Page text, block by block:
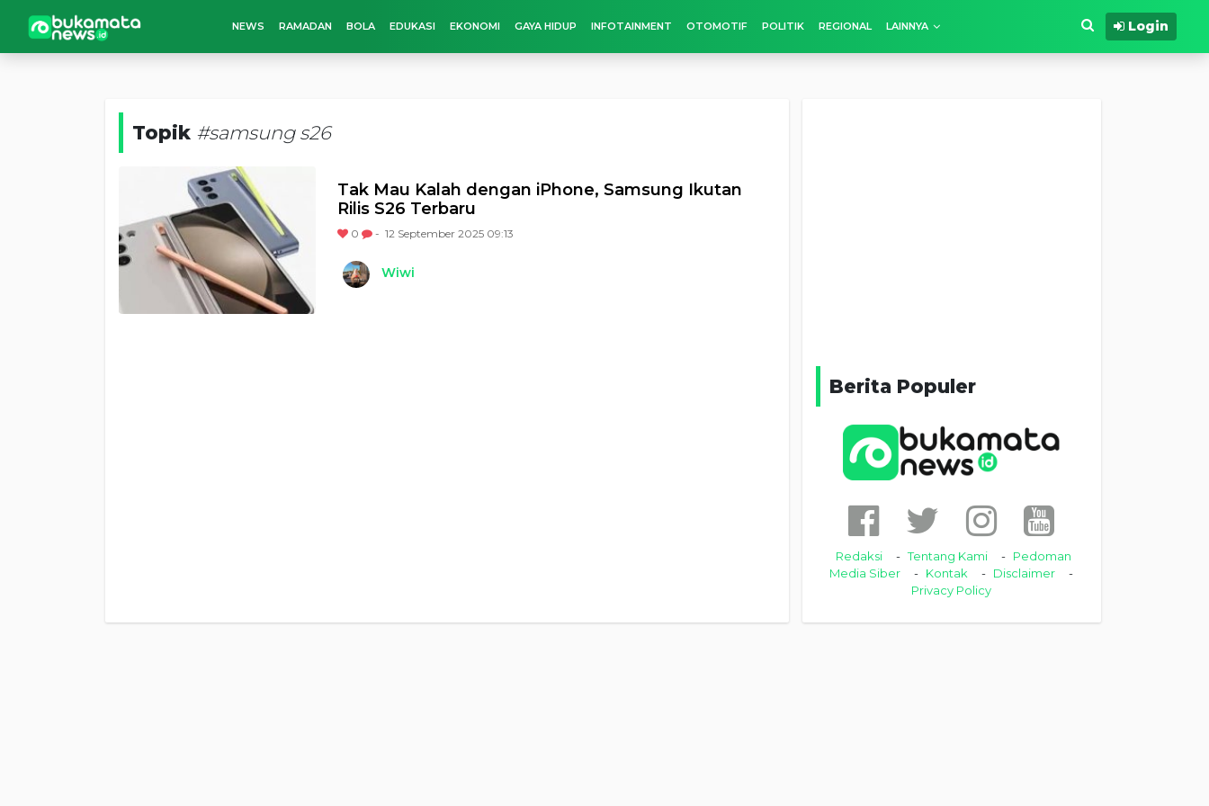
NEWS RAMADAN BOLA EDUKASI EKONOMI GAYA HIDUP INFOTAINMENT OTOMOTIF POLITIK REGIONAL LAINNYA Login
Topik #samsung s26
Tak Mau Kalah dengan iPhone, Samsung Ikutan
Rilis S26 Terbaru
0 - 12 September 2025 09:13
Wiwi
Berita Populer
Redaksi Tentang Kami
Pedoman
Media Siber
Kontak
Disclaimer
Privacy Policy